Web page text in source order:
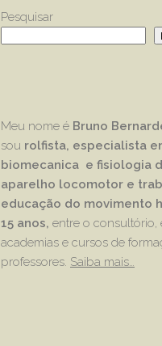
Pesquisar
Meu nome é Bruno
sou rolfista, especialista
biomecanica e fisiologia
aparelho locomotor e
educação do movimento
15 anos, entre o consultório,
academias e cursos de
professores. Saiba mais…